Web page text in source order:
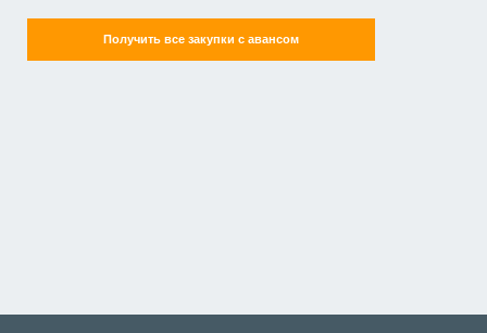
Получить все закупки с авансом